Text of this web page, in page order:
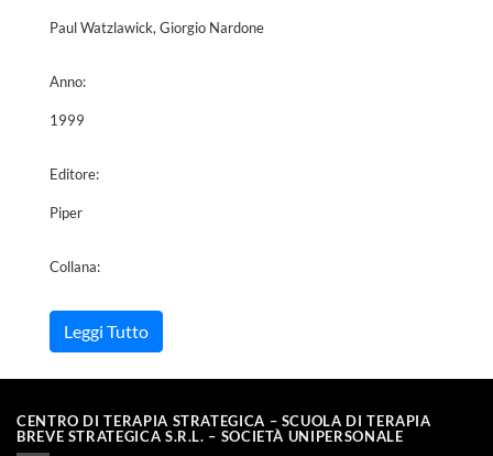
Paul Watzlawick, Giorgio Nardone
Anno:
1999
Editore:
Piper
Collana:
Leggi Tutto
CENTRO DI TERAPIA STRATEGICA – SCUOLA DI TERAPIA
BREVE STRATEGICA S.R.L. – SOCIETÀ UNIPERSONALE